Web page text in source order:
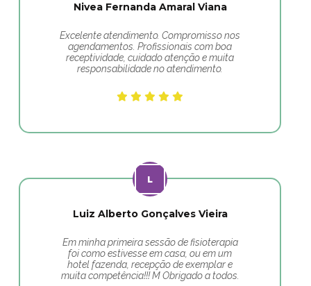
Nivea Fernanda Amaral Viana
Excelente atendimento. Compromisso nos
agendamentos. Profissionais com boa
receptividade, cuidado atenção e muita
responsabilidade no atendimento.
Luiz Alberto Gonçalves Vieira
Em minha primeira sessão de fisioterapia
foi como estivesse em casa, ou em um
hotel fazenda, recepção de exemplar e
muita competência!!! M Obrigado a todos.